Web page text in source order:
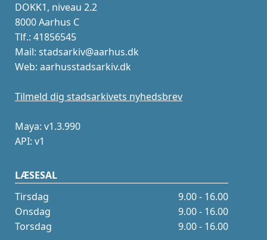
DOKK1, niveau 2.2
8000 Aarhus C
Tlf.: 41856545
Mail: stadsarkiv@aarhus.dk
Web: aarhusstadsarkiv.dk
Tilmeld dig stadsarkivets nyhedsbrev
Maya: v1.3.990
API: v1
LÆSESAL
Tirsdag
9.00 - 16.00
Onsdag
9.00 - 16.00
Torsdag
9.00 - 16.00